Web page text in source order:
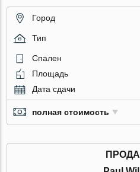
Город
Тип
Спален
Площадь
Дата сдачи
полная стоимость